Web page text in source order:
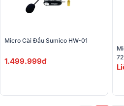
Micro Cài Đầu Sumico HW-01
1.499.999đ